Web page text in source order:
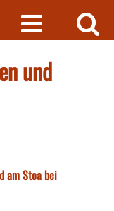
und
am Stoa bei